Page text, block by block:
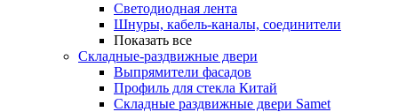
Светодиодная лента
Шнуры, кабель-каналы, соединители
Показать все
Складные-раздвижные двери
Выпрямители фасадов
Профиль для стекла Китай
Складные раздвижные двери Samet